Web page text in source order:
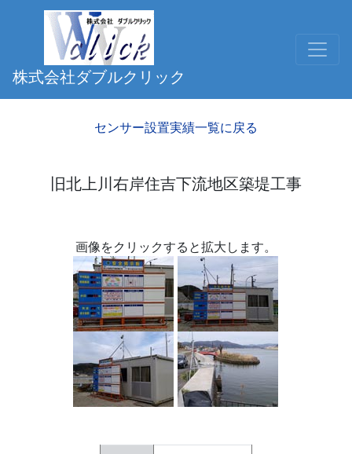
株式会社ダブルクリック
センサー設置実績一覧に戻る
旧北上川右岸住吉下流地区築堤工事
画像をクリックすると拡大します。